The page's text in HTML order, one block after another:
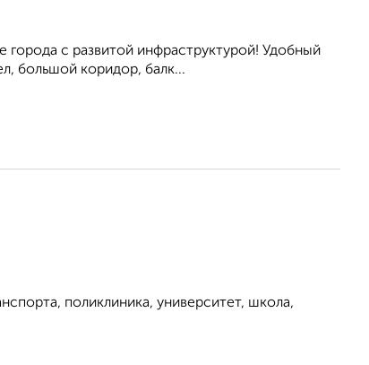
с развитой инфраструктурой! Удобный
большой коридор, балк...
поликлиника, университет, школа,